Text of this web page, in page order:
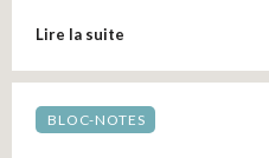
Lire la suite
BLOC-NOTES